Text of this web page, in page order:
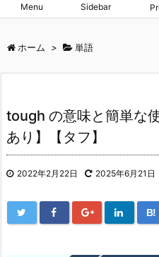
Menu Sidebar
ホーム > 単語
tough の意味と簡単な
あり】【タフ】
2022年2月22日 2025年6月21日
B!